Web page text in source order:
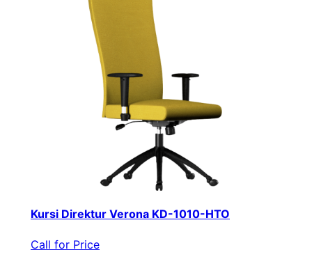
Kursi Direktur Verona KD-1010-HTO
Call for Price